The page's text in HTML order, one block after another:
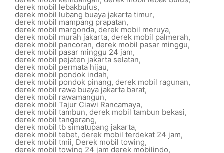
derek mobil lebakbulus,
derek mobil lubang buaya jakarta timur,
derek mobil mampang prapatan,
derek mobil margonda,derek mobil meruya,
derek mobil murah jakarta, derek mobil palmerah,
derek mobil pancoran, derek mobil pasar minggu,
derek mobil pasar minggu 24 jam,
derek mobil pejaten jakarta selatan,
derek mobil permata hijau,
derek mobil pondok indah,
derek mobil pondok pinang, derek mobil ragunan,
derek mobil rawa buaya jakarta barat,
derek mobil rawamangun,
derek mobil Tajur Ciawi Rancamaya,
derek mobil tambun, derek mobil tambun bekasi,
derek mobil tangerang,
derek mobil tb simatupang jakarta,
derek mobil tebet, derek mobil terdekat 24 jam,
derek mobil tmii, Derek mobil towing,
derek mobil towing 24 jam derek mobilindo,